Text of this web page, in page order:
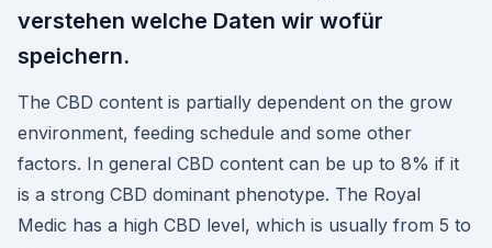
verstehen welche Daten wir wofür
speichern.
The CBD content is partially dependent on the grow
environment, feeding schedule and some other
factors. In general CBD content can be up to 8% if it
is a strong CBD dominant phenotype. The Royal
Medic has a high CBD level, which is usually from 5 to